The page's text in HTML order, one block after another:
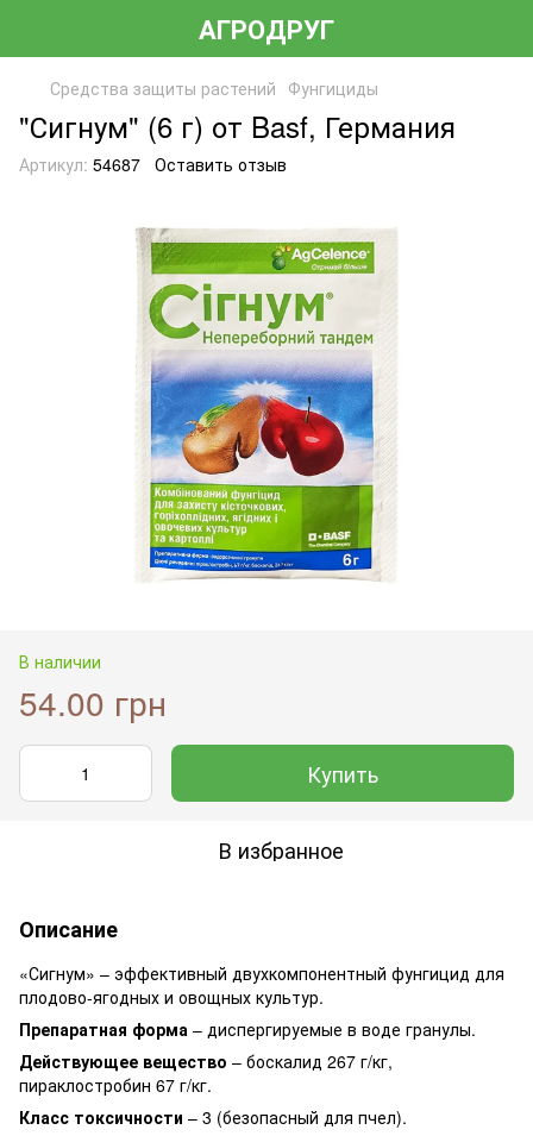
АГРОДРУГ
Средства защиты растений Фунгициды
"Сигнум" (6 г) от Basf, Германия
Артикул: 54687 Оставить отзыв
В наличии
54.00 грн
Купить
В избранное
Описание
«Сигнум» – эффективный двухкомпонентный фунгицид для
плодово-ягодных и овощных культур.
Препаратная форма – диспергируемые в воде гранулы.
Действующее вещество – боскалид 267 г/кг,
пираклостробин 67 г/кг.
Класс токсичности – 3 (безопасный для пчел).